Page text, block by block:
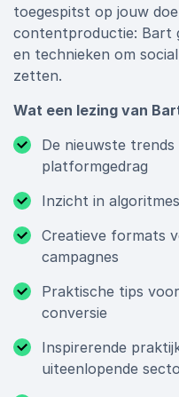
toegespitst op jouw
contentproductie: Bart
en technieken om
zetten.
Wat een lezing van
De nieuwste trends
platformgedrag
Inzicht in
Creatieve formats
campagnes
Praktische tips
conversie
Inspirerende
uiteenlopende